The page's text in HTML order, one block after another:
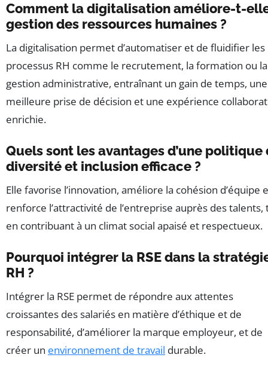
Comment la digitalisation améliore-t-
gestion des ressources humaines ?
La digitalisation permet d’automatiser et de fluidifier les
processus RH comme le recrutement, la formation ou la
gestion administrative, entraînant un gain de temps, une
meilleure prise de décision et une expérience
enrichie.
Quels sont les avantages d’une politique
diversité et inclusion efficace ?
Elle favorise l’innovation, améliore la cohésion d’équipe
renforce l’attractivité de l’entreprise auprès des talents,
en contribuant à un climat social apaisé et respectueux.
Pourquoi intégrer la RSE dans la
RH ?
Intégrer la RSE permet de répondre aux attentes
croissantes des salariés en matière d’éthique et de
responsabilité, d’améliorer la marque employeur, et de
créer un environnement de travail durable.